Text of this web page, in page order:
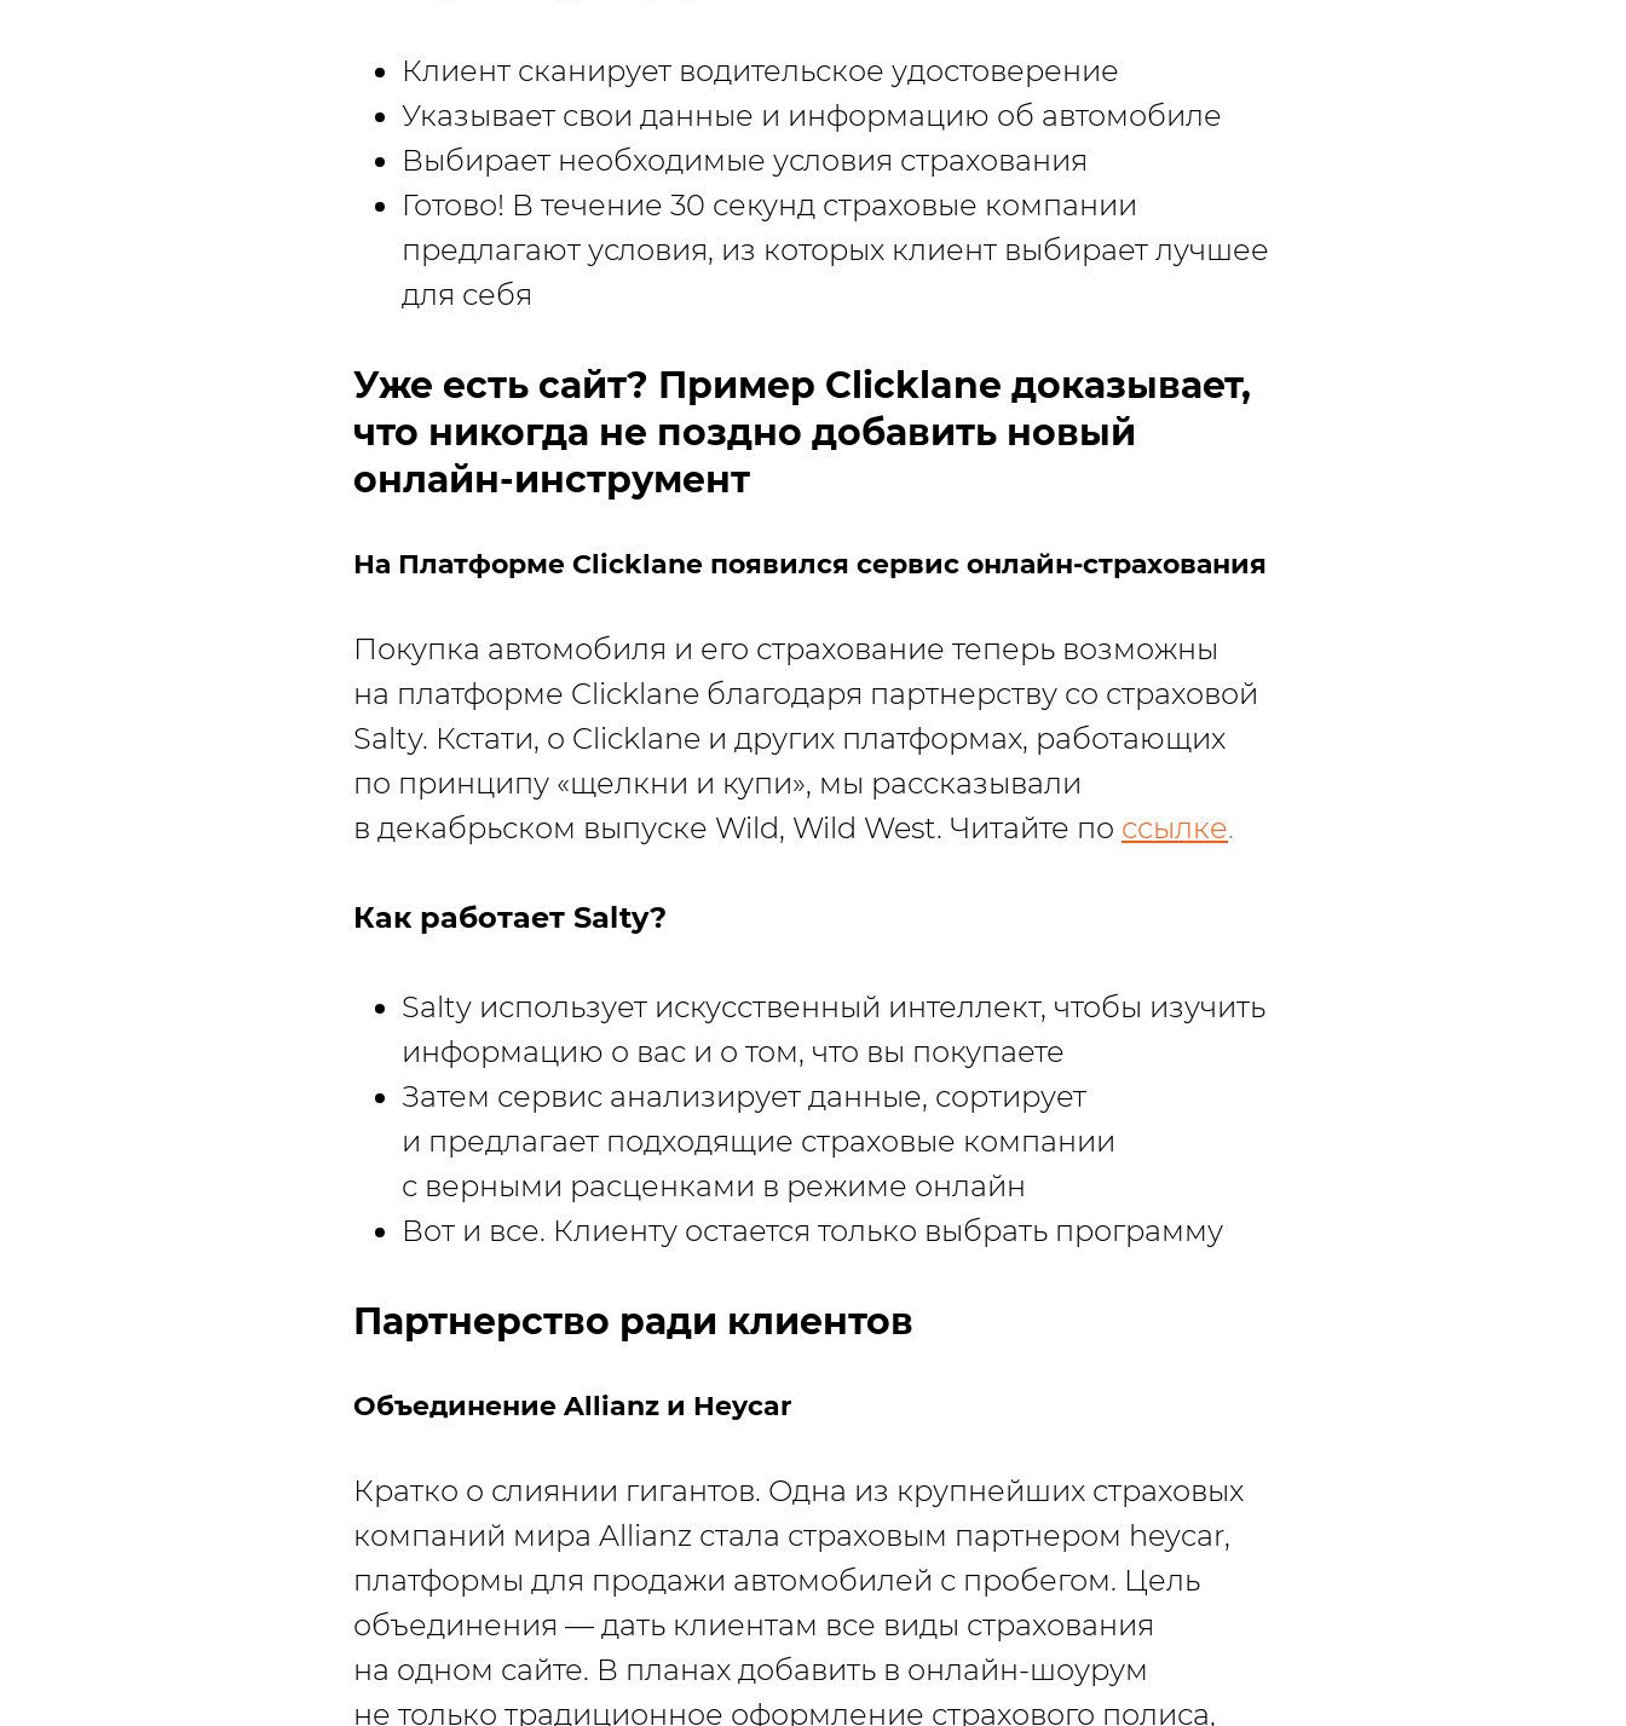
Клиент сканирует водительское удостоверение
Указывает свои данные и информацию об автомобиле
Выбирает необходимые условия страхования
Готово! В течение 30 секунд страховые компании
предлагают условия, из которых клиент выбирает лучшее
для себя
Уже есть сайт? Пример Clicklane доказывает,
что никогда не поздно добавить новый
онлайн-инструмент
На Платформе Clicklane появился сервис онлайн-страхования
Покупка автомобиля и его страхование теперь возможны
на платформе Clicklane благодаря партнерству со страховой
Salty. Кстати, о Clicklane и других платформах, работающих
по принципу «щелкни и купи», мы рассказывали
в декабрьском выпуске Wild, Wild West. Читайте по ссылке.
Как работает Salty?
Salty использует искусственный интеллект, чтобы изучить
информацию о вас и о том, что вы покупаете
Затем сервис анализирует данные, сортирует
и предлагает подходящие страховые компании
с верными расценками в режиме онлайн
Вот и все. Клиенту остается только выбрать программу
Партнерство ради клиентов
Объединение Allianz и Heycar
Кратко о слиянии гигантов. Одна из крупнейших страховых
компаний мира Allianz стала страховым партнером heycar,
платформы для продажи автомобилей с пробегом. Цель
объединения — дать клиентам все виды страхования
на одном сайте. В планах добавить в онлайн-шоурум
не только традиционное оформление страхового полиса,